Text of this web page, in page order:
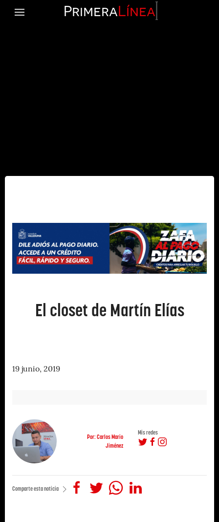
PrimeraLínea
El closet de Martín Elías
19 junio, 2019
Por: Carlos Mario
Jiménez
Mis redes
Comparte esta noticia